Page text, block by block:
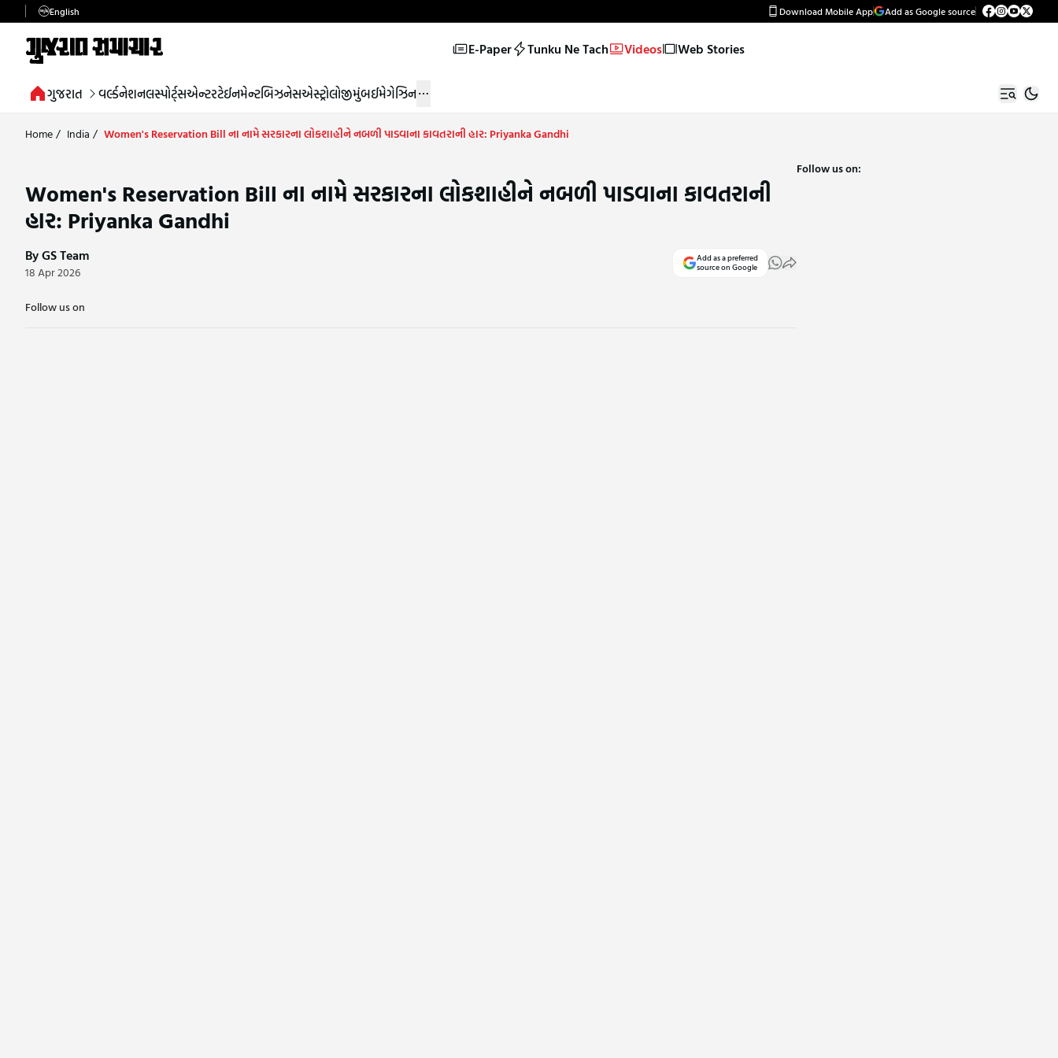
English Download Mobile App Add as Google source
E-Paper Tunku Ne Tach Videos Web Stories
ગુજરાત વર્લ્ડનેશનલસ્પોર્ટ્સએન્ટરટેઈનમેન્ટબિઝનેસએસ્ટ્રોલોજીમુંબઈમેગેઝિન
Home/ India / Women's Reservation Bill ના નામે સરકારના લોકશાહીને નબળી પાડવાના કાવતરાની હાર: Priyanka Gandhi
Women's Reservation Bill ના નામે સરકારના લોકશાહીને નબળી પાડવાના કાવતરાની
હાર: Priyanka Gandhi
By GS Team
18 Apr 2026
Add as a preferred
source on Google
Follow us on
Follow us on: